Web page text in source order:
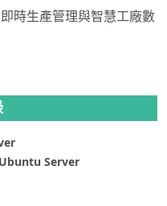
時生產管理與智慧工廠數
Server